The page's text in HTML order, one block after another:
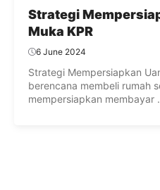
Strategi
Muka KPR
6 June 2024
Strategi Mempersiapkan
berencana membeli rumah
mempersiapkan membayar